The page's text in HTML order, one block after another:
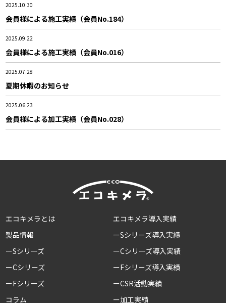
2025.10.30
会員様による施工実績（会員No.184）
2025.09.22
会員様による施工実績（会員No.016）
2025.07.28
夏期休暇のお知らせ
2025.06.23
会員様による加工実績（会員No.028）
エコキメラとは
製品情報
ーSシリーズ
ーCシリーズ
ーFシリーズ
コラム
エコキメラ導入実績
ーSシリーズ導入実績
ーCシリーズ導入実績
ーFシリーズ導入実績
ーCSR活動実績
ー加工実績